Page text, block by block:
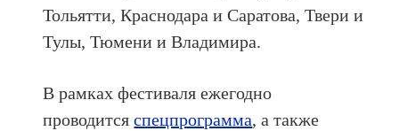
Тольятти, Краснодара и Саратова, Твери и
Тулы, Тюмени и Владимира.
В рамках фестиваля ежегодно
проводитсяспецпрограмма, а также